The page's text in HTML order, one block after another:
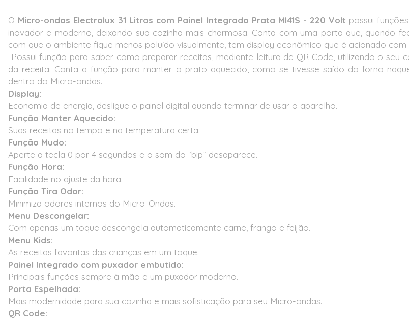
O Micro-ondas Electrolux 31 Litros com Painel Integrado Prata MI41S - 220 Volt possui
inovador e moderno, deixando sua cozinha mais charmosa. Conta com uma porta que, quando
com que o ambiente fique menos poluído visualmente, tem display econômico que é acionado
Possui função para saber como preparar receitas, mediante leitura de QR Code, utilizando o
da receita. Conta a função para manter o prato aquecido, como se tivesse saído do forno
dentro do Micro-ondas.
Display:
Economia de energia, desligue o painel digital quando terminar de usar o aparelho.
Função Manter Aquecido:
Suas receitas no tempo e na temperatura certa.
Função Mudo:
Aperte a tecla 0 por 4 segundos e o som do “bip” desaparece.
Função Hora:
Facilidade no ajuste da hora.
Função Tira Odor:
Minimiza odores internos do Micro-Ondas.
Menu Descongelar:
Com apenas um toque descongela automaticamente carne, frango e feijão.
Menu Kids:
As receitas favoritas das crianças em um toque.
Painel Integrado com puxador embutido:
Principais funções sempre à mão e um puxador moderno.
Porta Espelhada:
Mais modernidade para sua cozinha e mais sofisticação para seu Micro-ondas.
QR Code: